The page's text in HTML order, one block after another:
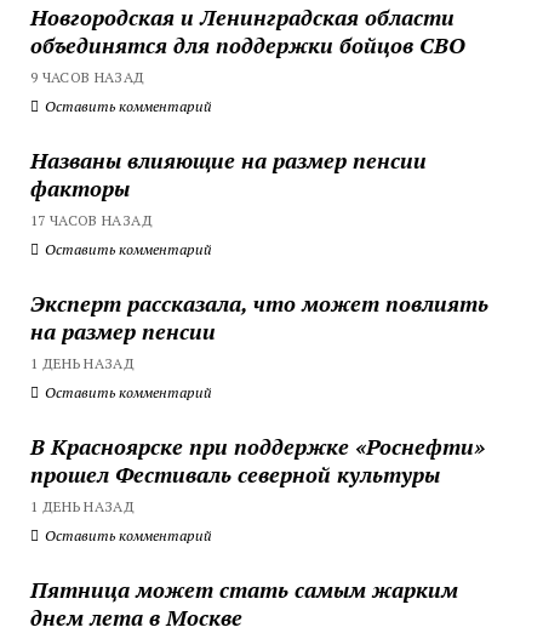
Новгородская и Ленинградская области
объединятся для поддержки бойцов СВО
9 ЧАСОВ НАЗАД
Оставить комментарий
Названы влияющие на размер пенсии
факторы
17 ЧАСОВ НАЗАД
Оставить комментарий
Эксперт рассказала, что может повлиять
на размер пенсии
1 ДЕНЬ НАЗАД
Оставить комментарий
В Красноярске при поддержке «Роснефти»
прошел Фестиваль северной культуры
1 ДЕНЬ НАЗАД
Оставить комментарий
Пятница может стать самым жарким
днем лета в Москве